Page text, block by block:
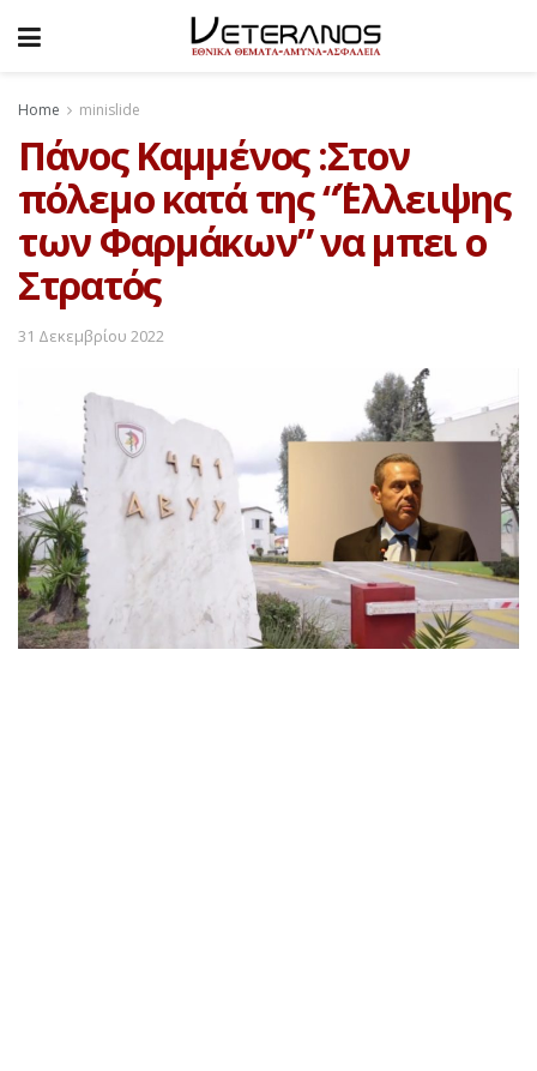
Home minislide
Πάνος Καμμένος :Στον
πόλεμο κατά της “΄Έλλειψης
των Φαρμάκων” να μπει ο
Στρατός
31 Δεκεμβρίου 2022